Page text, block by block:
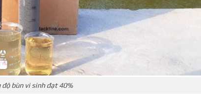
độ bùn vi sinh đạt 40%